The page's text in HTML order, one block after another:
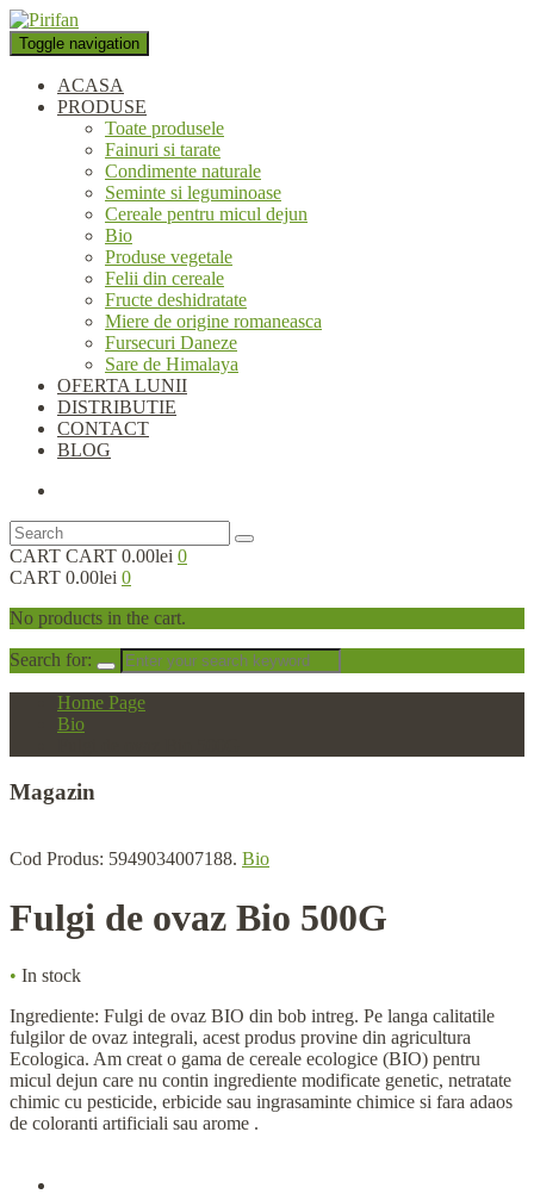
Toggle navigation
ACASA
PRODUSE
Toate produsele
Fainuri si tarate
Condimente naturale
Seminte si leguminoase
Cereale pentru micul dejun
Bio
Produse vegetale
Felii din cereale
Fructe deshidratate
Miere de origine romaneasca
Fursecuri Daneze
Sare de Himalaya
OFERTA LUNII
DISTRIBUTIE
CONTACT
BLOG
CART CART 0.00lei 0
CART 0.00lei 0
No products in the cart.
Search for:
Home Page
Bio
Magazin
Cod Produs: 5949034007188. Bio
Fulgi de ovaz Bio 500G
• In stock
Ingrediente: Fulgi de ovaz BIO din bob intreg. Pe langa calitatile
fulgilor de ovaz integrali, acest produs provine din agricultura
Ecologica. Am creat o gama de cereale ecologice (BIO) pentru
micul dejun care nu contin ingrediente modificate genetic, netratate
chimic cu pesticide, erbicide sau ingrasaminte chimice si fara adaos
de coloranti artificiali sau arome .
personaliza conținutul și anunțurile, pentru a oferi funcții de rețele
sociale și pentru a analiza traficul. De asemenea, le oferim partenerilor
de rețele sociale, de publicitate și de analize informații cu privire la
modul în care folosiți site-ul nostru. Aceștia le pot combina cu alte
informații oferite de dvs. sau culese în urma folosirii serviciilor lor.
Okay, thanks